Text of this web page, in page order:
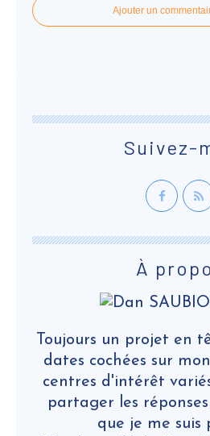
Ajouter un
Suivez-
À
Toujours un projet en
dates cochées sur
centres d'intérêt
partager les
que je me suis